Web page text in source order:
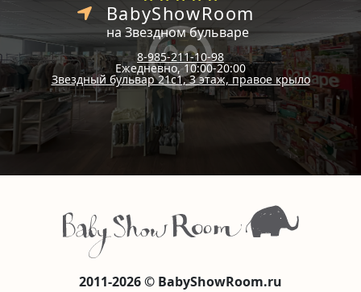
BabyShowRoom
на Звездном бульваре
8-985-211-10-98
Ежедневно, 10:00-20:00
Звездный бульвар 21с1, 3 этаж, правое крыло
2011-2026 © BabyShowRoom.ru